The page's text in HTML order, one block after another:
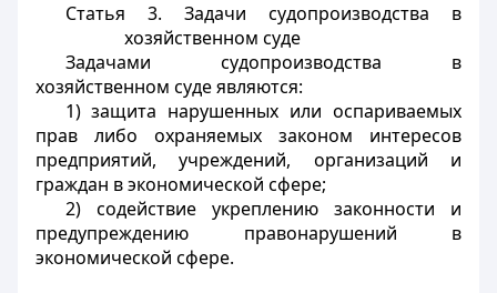
Статья 3. Задачи судопроизводства в
хозяйственном суде
Задачами судопроизводства в
хозяйственном суде являются:
1) защита нарушенных или оспариваемых
прав либо охраняемых законом интересов
предприятий, учреждений, организаций и
граждан в экономической сфере;
2) содействие укреплению законности и
предупреждению правонарушений в
экономической сфере.